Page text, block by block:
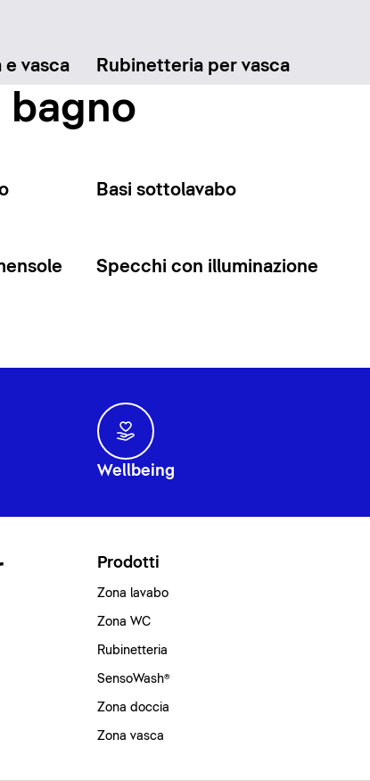
vasca Rubinetteria per vasca
bagno
Basi sottolavabo
Specchi con illuminazione
Wellbeing
Prodotti
Zona lavabo
Zona WC
Rubinetteria
SensoWash®
Zona doccia
Zona vasca